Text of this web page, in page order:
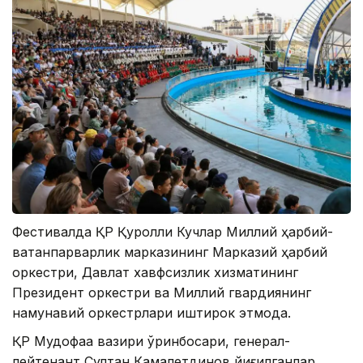
Фестивалда ҚР Қуролли Кучлар Миллий ҳарбий-
ватанпарварлик марказининг Марказий ҳарбий
оркестри, Давлат хавфсизлик хизматининг
Президент оркестри ва Миллий гвардиянинг
намунавий оркестрлари иштирок этмоқда.
ҚР Мудофаа вазири ўринбосари, генерал-